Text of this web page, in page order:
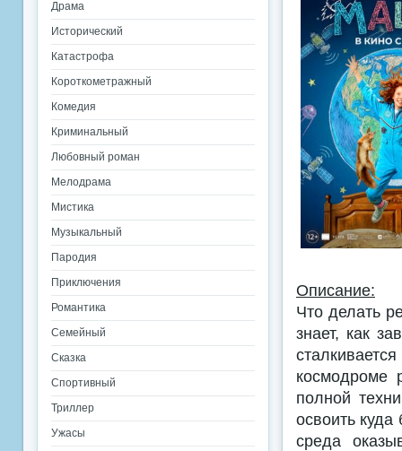
Описание:
Что делать
знает, как
космодроме
полной
освоить
среда
Драма
Исторический
Катастрофа
Короткометражный
Комедия
Криминальный
Любовный роман
Мелодрама
Мистика
Музыкальный
Пародия
Приключения
Романтика
Семейный
Сказка
Спортивный
Триллер
Ужасы